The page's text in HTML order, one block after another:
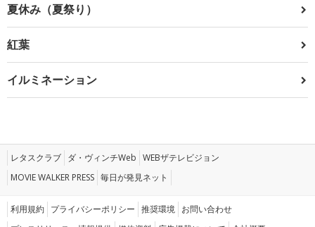
夏休み（夏祭り）
紅葉
イルミネーション
レタスクラブ ダ・ヴィンチWeb WEBザテレビジョン
MOVIE WALKER PRESS 毎日が発見ネット
利用規約 プライバシーポリシー 推奨環境 お問い合わせ